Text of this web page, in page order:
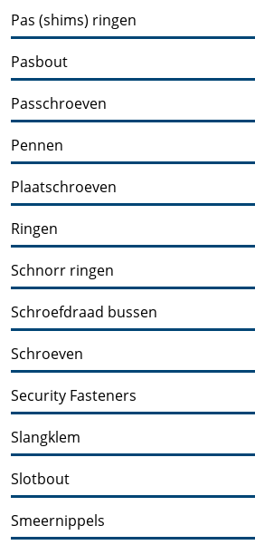
Pas (shims) ringen
Pasbout
Passchroeven
Pennen
Plaatschroeven
Ringen
Schnorr ringen
Schroefdraad bussen
Schroeven
Security Fasteners
Slangklem
Slotbout
Smeernippels